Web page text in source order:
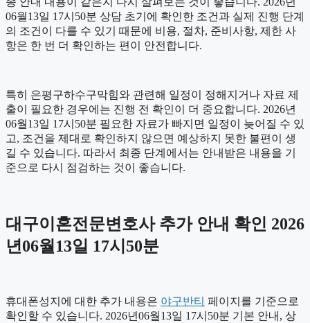
06월13일 17시50분 상담 초기에 확인한 조건과 실제 진행 단계
의 조건이 다를 수 있기 때문에 비용, 절차, 준비사항, 제한 사
항은 한 번 더 확인하는 편이 안전합니다.
특히 은평구하수구막힘와 관련해 일정이 정해지거나 자료 제
출이 필요한 경우에는 진행 전 확인이 더 중요합니다. 2026년
06월13일 17시50분 필요한 자료가 빠지면 일정이 늦어질 수 있
고, 조건을 제대로 확인하지 않으면 예상하지 못한 불편이 생
길 수 있습니다. 따라서 최종 단계에서는 안내받은 내용을 기
준으로 다시 점검하는 것이 좋습니다.
대구이혼전문변호사 추가 안내 확인 2026
년06월13일 17시50분
휴대폰성지에 대한 추가 내용은 야구반티 페이지를 기준으로
확인할 수 있습니다. 2026년06월13일 17시50분 기본 안내, 상